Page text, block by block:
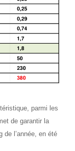
parmi les
de garantir la
de l’année, en été